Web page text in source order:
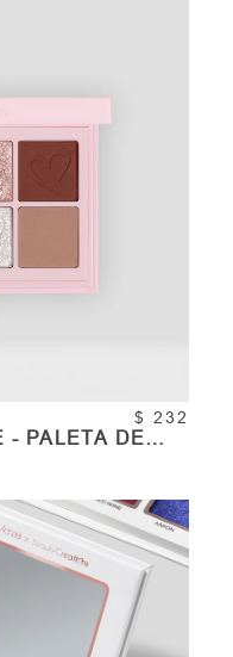
$ 232
- PALETA DE